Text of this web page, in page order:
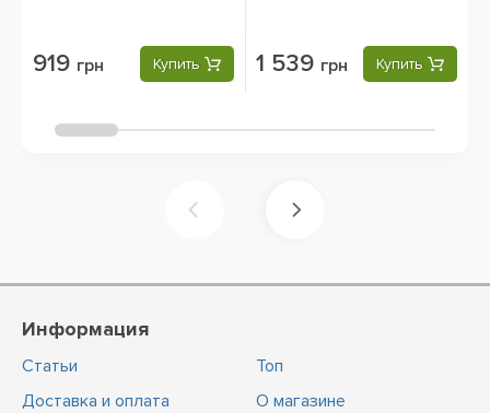
919 грн Купить 1 539 грн Купить
Информация
Статьи
Доставка и оплата
Топ
О магазине